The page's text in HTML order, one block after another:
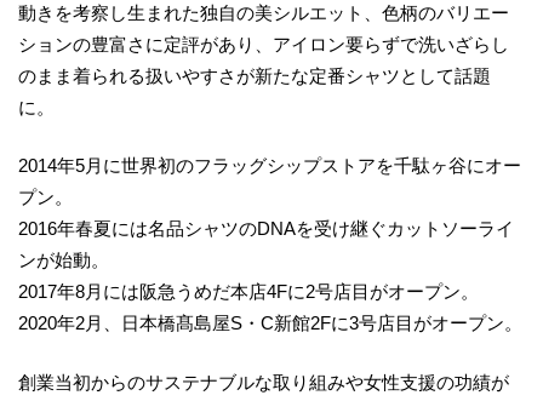
動きを考察し生まれた独自の美シルエット、色柄のバリエー
ションの豊富さに定評があり、アイロン要らずで洗いざらし
のまま着られる扱いやすさが新たな定番シャツとして話題
に。
2014年5月に世界初のフラッグシップストアを千駄ヶ谷にオー
プン。
2016年春夏には名品シャツのDNAを受け継ぐカットソーライ
ンが始動。
2017年8月には阪急うめだ本店4Fに2号店目がオープン。
2020年2月、日本橋髙島屋S・C新館2Fに3号店目がオープン。
創業当初からのサステナブルな取り組みや女性支援の功績が